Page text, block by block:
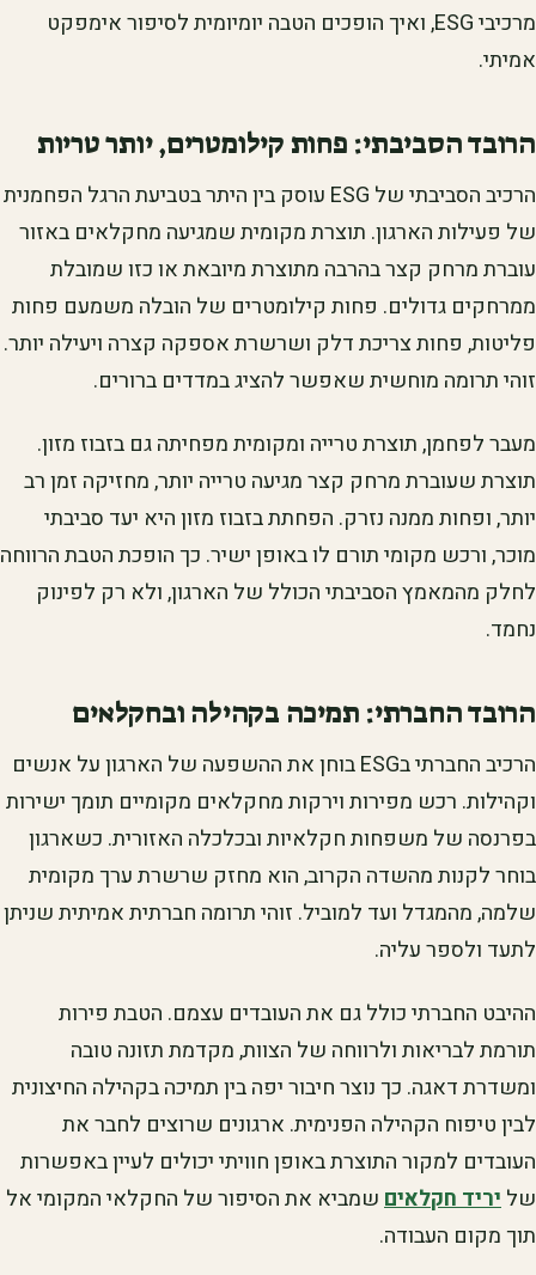
מרכיבי ESG, ואיך הופכים הטבה יומיומית לסיפור אימפקט
אמיתי.
הרובד הסביבתי: פחות קילומטרים, יותר טריות
הרכיב הסביבתי של ESG עוסק בין היתר בטביעת הרגל הפחמנית
של פעילות הארגון. תוצרת מקומית שמגיעה מחקלאים באזור
עוברת מרחק קצר בהרבה מתוצרת מיובאת או כזו שמובלת
ממרחקים גדולים. פחות קילומטרים של הובלה משמעם פחות
פליטות, פחות צריכת דלק ושרשרת אספקה קצרה ויעילה יותר.
זוהי תרומה מוחשית שאפשר להציג במדדים ברורים.
מעבר לפחמן, תוצרת טרייה ומקומית מפחיתה גם בזבוז מזון.
תוצרת שעוברת מרחק קצר מגיעה טרייה יותר, מחזיקה זמן רב
יותר, ופחות ממנה נזרק. הפחתת בזבוז מזון היא יעד סביבתי
מוכר, ורכש מקומי תורם לו באופן ישיר. כך הופכת הטבת הרווחה
לחלק מהמאמץ הסביבתי הכולל של הארגון, ולא רק לפינוק
נחמד.
הרובד החברתי: תמיכה בקהילה ובחקלאים
הרכיב החברתי בESG בוחן את ההשפעה של הארגון על אנשים
וקהילות. רכש מפירות וירקות מחקלאים מקומיים תומך ישירות
בפרנסה של משפחות חקלאיות ובכלכלה האזורית. כשארגון
בוחר לקנות מהשדה הקרוב, הוא מחזק שרשרת ערך מקומית
שלמה, מהמגדל ועד למוביל. זוהי תרומה חברתית אמיתית שניתן
לתעד ולספר עליה.
ההיבט החברתי כולל גם את העובדים עצמם. הטבת פירות
תורמת לבריאות ולרווחה של הצוות, מקדמת תזונה טובה
ומשדרת דאגה. כך נוצר חיבור יפה בין תמיכה בקהילה החיצונית
לבין טיפוח הקהילה הפנימית. ארגונים שרוצים לחבר את
העובדים למקור התוצרת באופן חוויתי יכולים לעיין באפשרות
שליריד חקלאיםשמביא את הסיפור של החקלאי המקומי אל
תוך מקום העבודה.